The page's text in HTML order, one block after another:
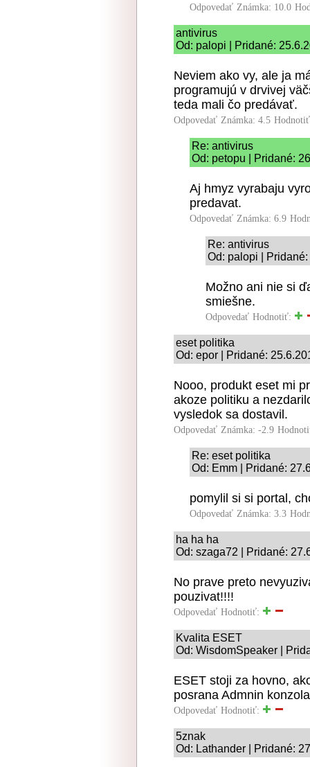
Odpovedať Známka: 10.0
antivirus
Od: palopi | Pridané:
Neviem ako vy, ale ja
programujú v drvivej
teda mali čo predávať.
Odpovedať Známka: 4.5
Re: antivirus
Od: petopu | Pridané:
Aj hmyz vyrabaju
predavat.
Odpovedať Známka: 6.9
Re: antivirus
Od: palopi |
Možno ani nie si
smiešne.
Odpovedať Hodnotiť:
eset politika
Od: epor | Pridané:
Nooo, produkt eset mi
akoze politiku a
vysledok sa dostavil.
Odpovedať Známka: -2.9
Re: eset politika
Od: Emm | Pridané:
pomylil si si portal,
Odpovedať Známka: 3.3
ha ha ha
Od: szaga72 | Pridané:
No prave preto
pouzivat!!!!
Odpovedať Hodnotiť:
Kvalita ESET
Od: WisdomSpeaker |
ESET stoji za hovno,
posrana Admnin
Odpovedať Hodnotiť:
5znak
Od: Lathander | Pridané: